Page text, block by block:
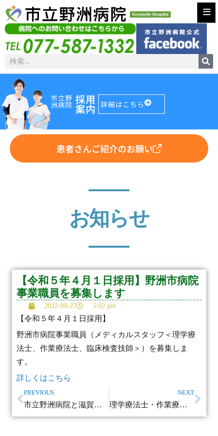
≡
市立野
洲病院 採用
案内 詳細はこちら
患者さんご紹介のお願い
お知らせ
【令和５年４月１日採用】野洲市病院
事業職員を募集します
2022-09-27 5:02 pm
【令和５年４月１日採用】
野洲市病院事業職員（メディカルスタッフ＜理学療
法士、作業療法士、臨床検査技師＞）を募集しま
す。
詳しくはこちら
PREVIOUS
市立野洲病院と滋賀県立精神医療センターの連携と協力に係る基本協定の締結について
NEXT
理学療法士・作業療法士・視能訓練士・介護支援専門員 ・薬剤師 会計年度任用職員を募集します